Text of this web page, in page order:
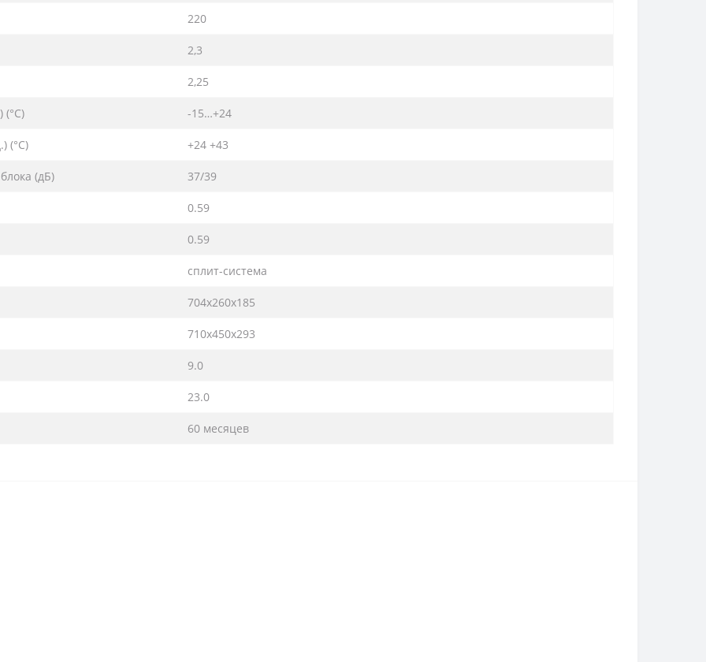
220
2,3
2,25
-15…+24
(°C) +24 +43
(дБ) 37/39
0.59
0.59
сплит-система
704х260х185
710х450х293
9.0
23.0
60 месяцев